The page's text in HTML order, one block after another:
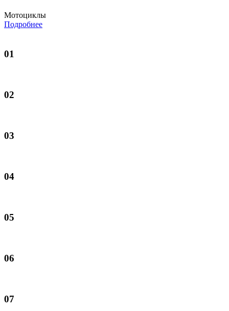
Мотоциклы
Подробнее
01
02
03
04
05
06
07